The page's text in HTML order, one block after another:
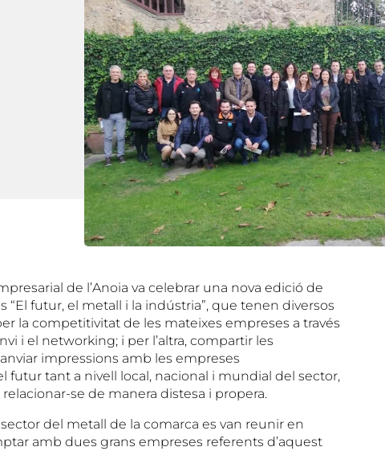
de l’Anoia va celebrar una nova edició de
futur, el metall i la indústria”, que tenen diversos
la competitivitat de les mateixes empreses a través
i el networking; i per l’altra, compartir les
impressions amb les empreses
futur tant a nivell local, nacional i mundial del sector,
se de manera distesa i propera.
del metall de la comarca es van reunir en
amb dues grans empreses referents d’aquest